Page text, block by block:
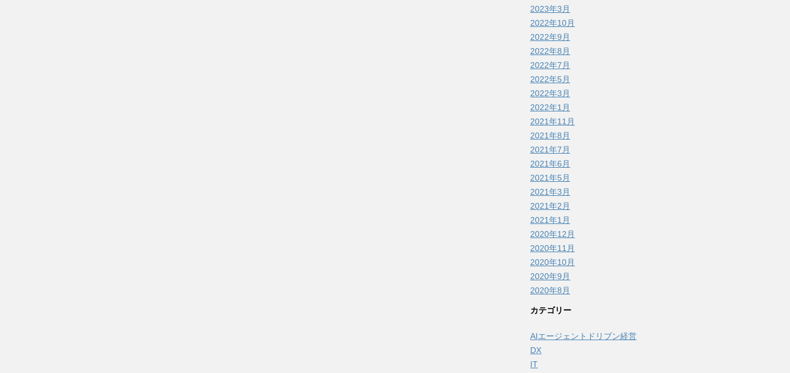
2023年3月
2022年10月
2022年9月
2022年8月
2022年7月
2022年5月
2022年3月
2022年1月
2021年11月
2021年8月
2021年7月
2021年6月
2021年5月
2021年3月
2021年2月
2021年1月
2020年12月
2020年11月
2020年10月
2020年9月
2020年8月
カテゴリー
AIエージェントドリブン経営
DX
IT